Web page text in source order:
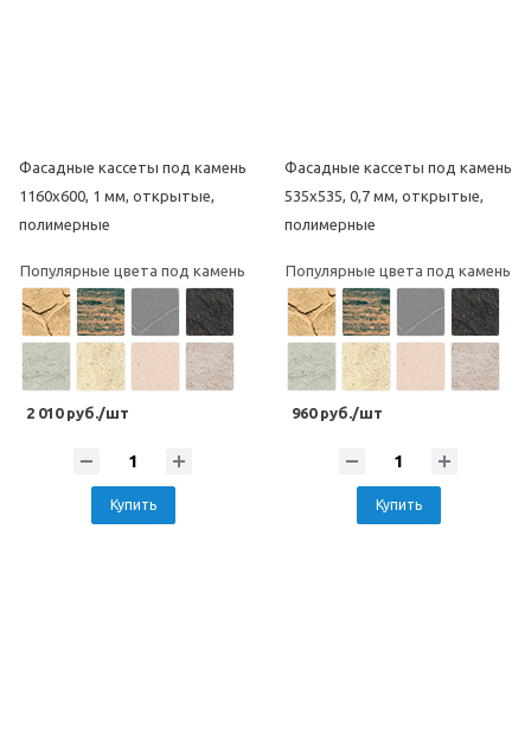
Фасадные кассеты под камень
1160х600, 1 мм, открытые,
полимерные
Популярные цвета под камень
2 010 руб./шт
Купить
Фасадные кассеты под камень
535х535, 0,7 мм, открытые,
полимерные
Популярные цвета под камень
960 руб./шт
Купить